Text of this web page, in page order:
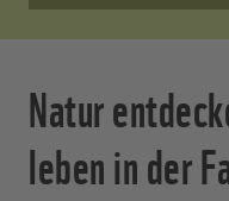
Natur
leben in der